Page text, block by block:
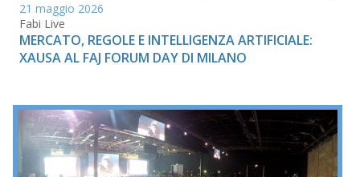
21 maggio 2026
Fabi Live
MERCATO, REGOLE E INTELLIGENZA ARTIFICIALE:
XAUSA AL FAJ FORUM DAY DI MILANO